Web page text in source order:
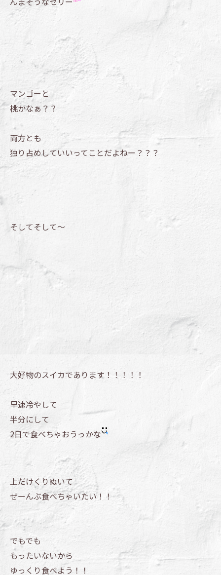
マンゴーと
桃かなぁ？？
両方とも
独り占めしていいってことだよねー？？？
そしてそして～
大好物のスイカであります！！！！！
早速冷やして
半分にして
2日で食べちゃおうっかな
上だけくりぬいて
ぜーんぶ食べちゃいたい！！
でもでも
もったいないから
ゆっくり食べよう！！